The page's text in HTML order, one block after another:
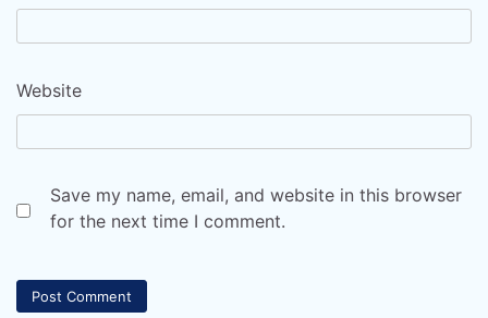
Website
Save my name, email, and website in this browser
for the next time I comment.